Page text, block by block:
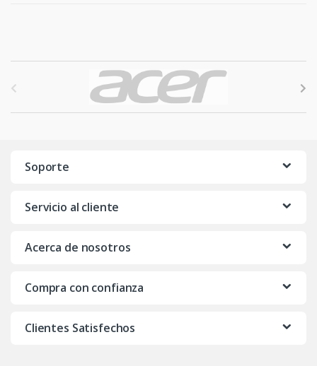
Soporte
Servicio al cliente
Acerca de nosotros
Compra con confianza
Clientes Satisfechos